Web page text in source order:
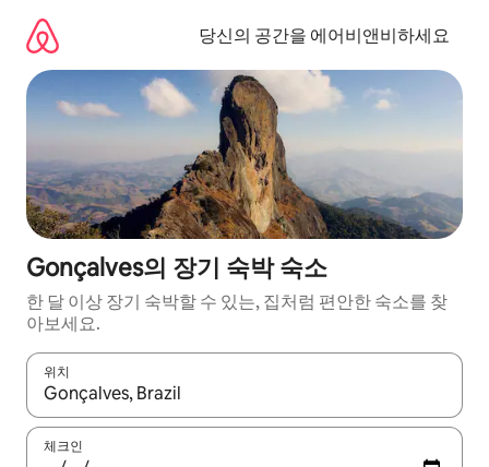
당신의 공간을 에어비앤비하세요
Gonçalves의 장기 숙박 숙소
한 달 이상 장기 숙박할 수 있는, 집처럼 편안한 숙소를 찾
아보세요.
위치
결과가 나오면 위·아래 화살표 키를 사용하거나 터치 또는 스와이
체크인